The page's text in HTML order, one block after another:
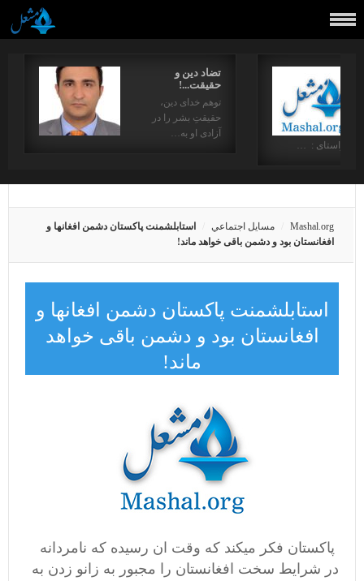
تضاد دین و
حقیقت...!
توهم خدای دین،
حقیقتِ بشر را در
آزادی او به…
در راستای : …
Mashal.org مسايل اجتماعي
استابلشمنت پاکستان دشمن افغانها و
افغانستان بود و دشمن باقی خواهد ماند!
استابلشمنت پاکستان دشمن افغانها و
افغانستان بود و دشمن باقی خواهد
ماند!
پاکستان فکر میکند که وقت ان رسیده که نامردانه
در شرايط سخت افغانستان را مجبور به زانو زدن به